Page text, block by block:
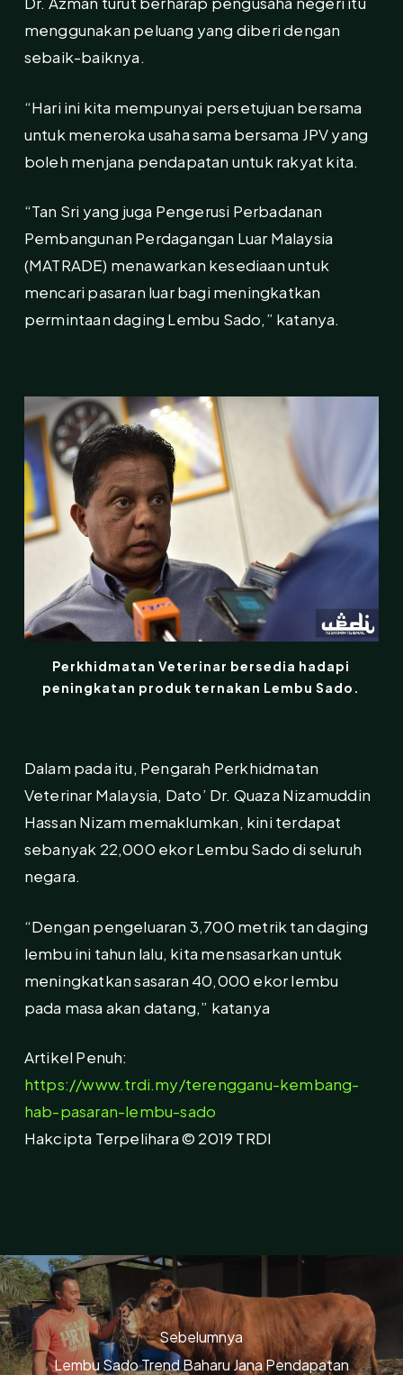
menggunakan peluang yang diberi dengan
sebaik-baiknya.
“Hari ini kita mempunyai persetujuan bersama
untuk meneroka usaha sama bersama JPV yang
boleh menjana pendapatan untuk rakyat kita.
“Tan Sri yang juga Pengerusi Perbadanan
Pembangunan Perdagangan Luar Malaysia
(MATRADE) menawarkan kesediaan untuk
mencari pasaran luar bagi meningkatkan
permintaan daging Lembu Sado,” katanya.
Perkhidmatan Veterinar bersedia hadapi
peningkatan produk ternakan Lembu Sado.
Dalam pada itu, Pengarah Perkhidmatan
Veterinar Malaysia, Dato’ Dr. Quaza Nizamuddin
Hassan Nizam memaklumkan, kini terdapat
sebanyak 22,000 ekor Lembu Sado di seluruh
negara.
“Dengan pengeluaran 3,700 metrik tan daging
lembu ini tahun lalu, kita mensasarkan untuk
meningkatkan sasaran 40,000 ekor lembu
pada masa akan datang,” katanya
Artikel Penuh:
https://www.trdi.my/terengganu-kembang-
hab-pasaran-lembu-sado
Hakcipta Terpelihara © 2019 TRDI
Sebelumnya
Lembu Sado Trend Baharu Jana Pendapatan